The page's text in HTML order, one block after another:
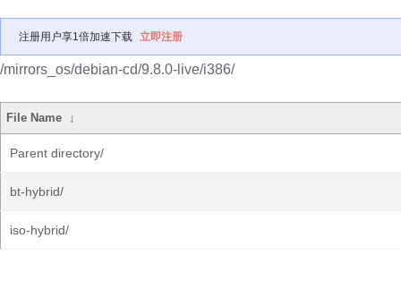
注册用户享1倍加速下载 立即注册
/mirrors_os/debian-cd/9.8.0-live/i386/
File Name ↓
Parent directory/
bt-hybrid/
iso-hybrid/